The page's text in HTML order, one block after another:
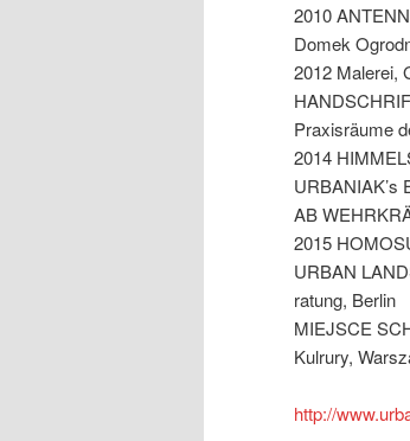
2010
Domek
2012 Malerei,
Praxisräume
2014
URBANIAK’s
AB
2015
URBAN
ratung, Berlin
MIEJSCE
Kulrury,
http://